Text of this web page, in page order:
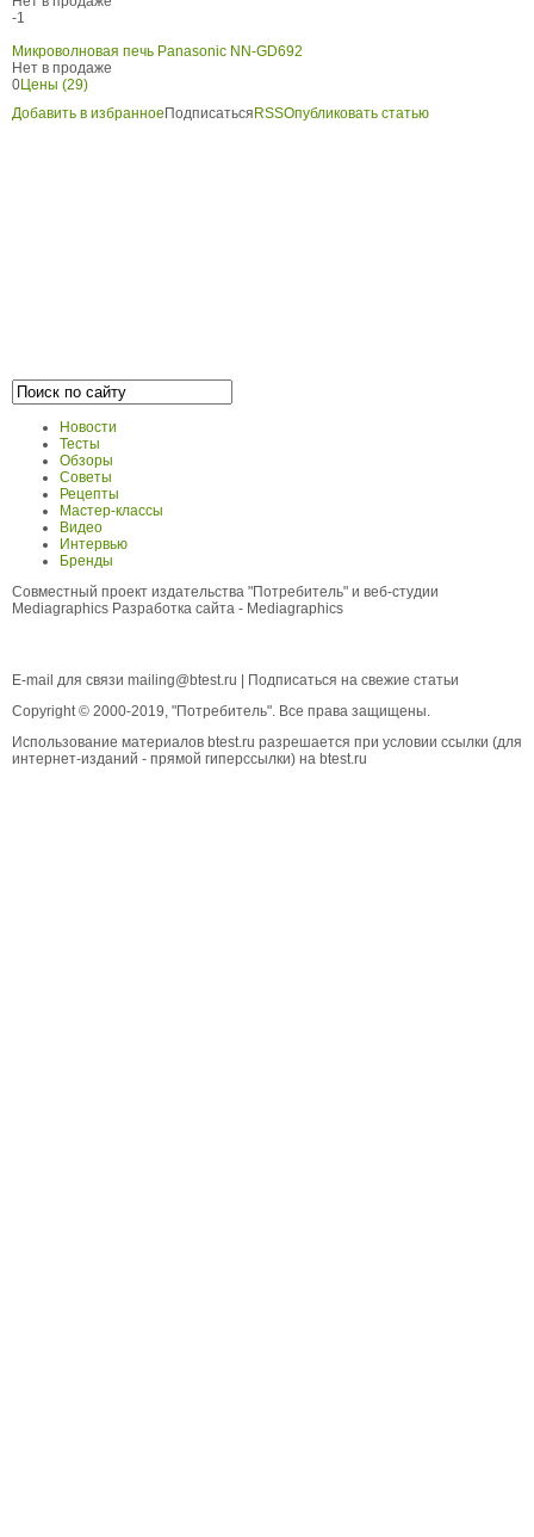
-1
Микроволновая печь Panasonic NN-GD692
Нет в продаже
0Цены (29)
Добавить в избранноеПодписатьсяRSSОпубликовать статью
Новости
Тесты
Обзоры
Советы
Рецепты
Мастер-классы
Видео
Интервью
Бренды
Совместный проект издательства "Потребитель" и веб-студии
Mediagraphics Разработка сайта - Mediagraphics
E-mail для связи mailing@btest.ru | Подписаться на свежие статьи
Copyright © 2000-2019, "Потребитель". Все права защищены.
Использование материалов btest.ru разрешается при условии ссылки (для
интернет-изданий - прямой гиперссылки) на btest.ru